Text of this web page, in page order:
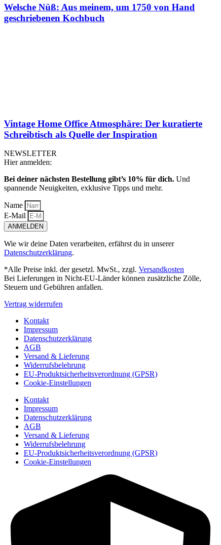
Welsche Nüß: Aus meinem, um 1750 von Hand
geschriebenen Kochbuch
Vintage Home Office Atmosphäre: Der kuratierte
Schreibtisch als Quelle der Inspiration
NEWSLETTER
Hier anmelden:
Bei deiner nächsten Bestellung gibt’s 10% für dich. Und
spannende Neuigkeiten, exklusive Tipps und mehr.
Name
E-Mail
ANMELDEN
Wie wir deine Daten verarbeiten, erfährst du in unserer
Datenschutzerklärung.
*Alle Preise inkl. der gesetzl. MwSt., zzgl. Versandkosten
Bei Lieferungen in Nicht-EU-Länder können zusätzliche Zölle,
Steuern und Gebühren anfallen.
Vertrag widerrufen
Kontakt
Impressum
Datenschutzerklärung
AGB
Versand & Lieferung
Widerrufsbelehrung
EU-Produktsicherheitsverordnung (GPSR)
Cookie-Einstellungen
Kontakt
Impressum
Datenschutzerklärung
AGB
Versand & Lieferung
Widerrufsbelehrung
EU-Produktsicherheitsverordnung (GPSR)
Cookie-Einstellungen